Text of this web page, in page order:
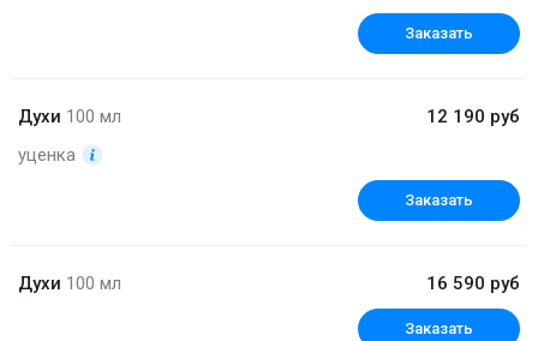
Заказать
Духи 100 мл
уценка
12 190 руб
Заказать
Духи 100 мл 16 590 руб
Заказать